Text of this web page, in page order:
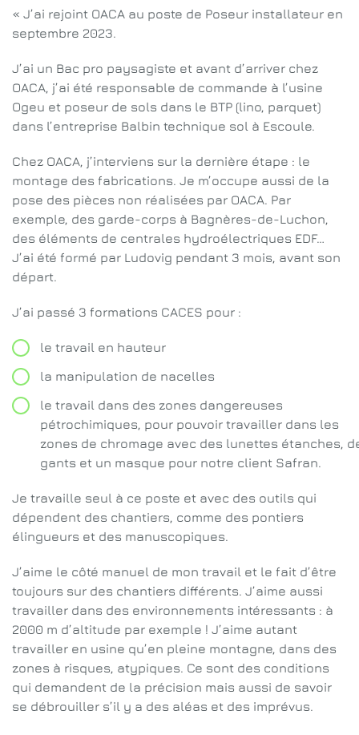
« J’ai rejoint OACA au poste de Poseur installateur en
septembre 2023.
J’ai un Bac pro paysagiste et avant d’arriver chez
OACA, j’ai été responsable de commande à l’usine
Ogeu et poseur de sols dans le BTP (lino, parquet)
dans l’entreprise Balbin technique sol à Escoule.
Chez OACA, j’interviens sur la dernière étape : le
montage des fabrications. Je m’occupe aussi de la
pose des pièces non réalisées par OACA. Par
exemple, des garde-corps à Bagnères-de-Luchon,
des éléments de centrales hydroélectriques EDF…
J’ai été formé par Ludovig pendant 3 mois, avant son
départ.
J’ai passé 3 formations CACES pour :
le travail en hauteur
la manipulation de nacelles
le travail dans des zones dangereuses
pétrochimiques, pour pouvoir travailler dans les
zones de chromage avec des lunettes étanches,
gants et un masque pour notre client Safran.
Je travaille seul à ce poste et avec des outils qui
dépendent des chantiers, comme des pontiers
élingueurs et des manuscopiques.
J’aime le côté manuel de mon travail et le fait d’être
toujours sur des chantiers différents. J’aime aussi
travailler dans des environnements intéressants : à
2000 m d’altitude par exemple ! J’aime autant
travailler en usine qu’en pleine montagne, dans des
zones à risques, atypiques. Ce sont des conditions
qui demandent de la précision mais aussi de savoir
se débrouiller s’il y a des aléas et des imprévus.